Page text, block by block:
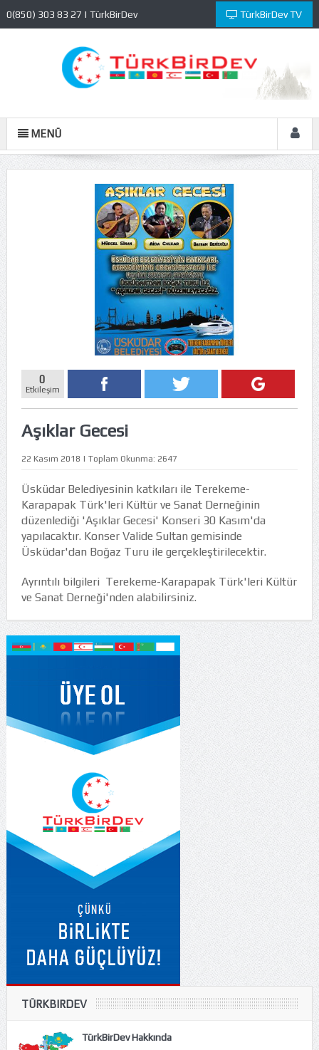
0(850) 303 83 27 | TürkBirDev TürkBirDev TV
MENÜ
0
Etkileşim
Aşıklar Gecesi
22 Kasım 2018 | Toplam Okunma: 2647
Üsküdar Belediyesinin katkıları ile Terekeme-
Karapapak Türk'leri Kültür ve Sanat Derneğinin
düzenlediği 'Aşıklar Gecesi' Konseri 30 Kasım'da
yapılacaktır. Konser Valide Sultan gemisinde
Üsküdar'dan Boğaz Turu ile gerçekleştirilecektir.
Ayrıntılı bilgileri Terekeme-Karapapak Türk'leri Kültür
ve Sanat Derneği'nden alabilirsiniz.
TÜRKBIRDEV
TürkBirDev Hakkında